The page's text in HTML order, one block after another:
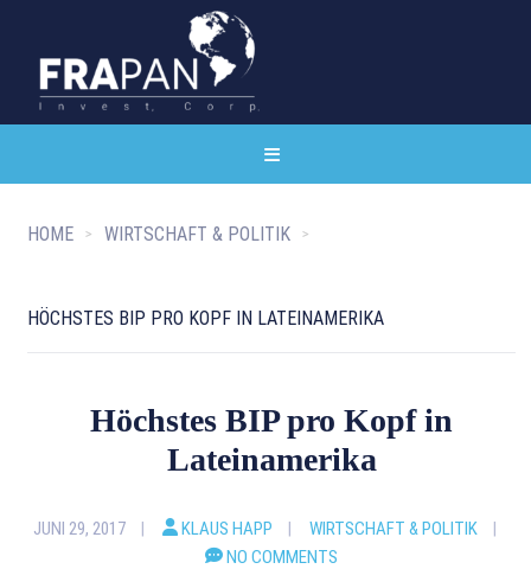
HOME WIRTSCHAFT & POLITIK
HÖCHSTES BIP PRO KOPF IN LATEINAMERIKA
Höchstes BIP pro Kopf in
Lateinamerika
JUNI 29, 2017 KLAUS HAPP
WIRTSCHAFT & POLITIK
NO COMMENTS